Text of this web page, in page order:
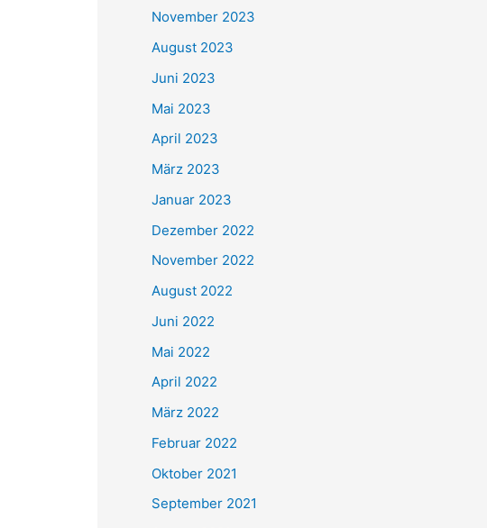
November 2023
August 2023
Juni 2023
Mai 2023
April 2023
März 2023
Januar 2023
Dezember 2022
November 2022
August 2022
Juni 2022
Mai 2022
April 2022
März 2022
Februar 2022
Oktober 2021
September 2021